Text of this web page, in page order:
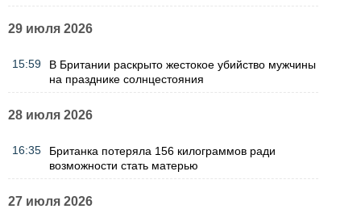
29 июля 2026
15:59
В Британии раскрыто жестокое убийство мужчины
на празднике солнцестояния
28 июля 2026
16:35
Британка потеряла 156 килограммов ради
возможности стать матерью
27 июля 2026